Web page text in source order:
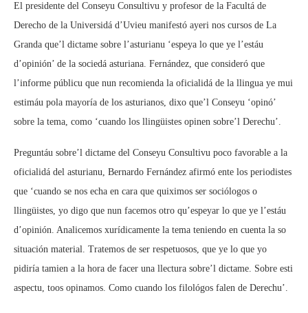
El presidente del Conseyu Consultivu y profesor de la Facultá de
Derecho de la Universidá d’Uvieu manifestó ayeri nos cursos de La
Granda que’l dictame sobre l’asturianu ‘espeya lo que ye l’estáu
d’opinión’ de la sociedá asturiana. Fernández, que consideró que
l’informe públicu que nun recomienda la oficialidá de la llingua ye mui
estimáu pola mayoría de los asturianos, dixo que’l Conseyu ‘opinó’
sobre la tema, como ‘cuando los llingüistes opinen sobre’l Derechu’.
Preguntáu sobre’l dictame del Conseyu Consultivu poco favorable a la
oficialidá del asturianu, Bernardo Fernández afirmó ente los periodistes
que ‘cuando se nos echa en cara que quiximos ser sociólogos o
llingüistes, yo digo que nun facemos otro qu’espeyar lo que ye l’estáu
d’opinión. Analicemos xurídicamente la tema teniendo en cuenta la so
situación material. Tratemos de ser respetuosos, que ye lo que yo
pidiría tamien a la hora de facer una llectura sobre’l dictame. Sobre esti
aspectu, toos opinamos. Como cuando los filológos falen de Derechu’.